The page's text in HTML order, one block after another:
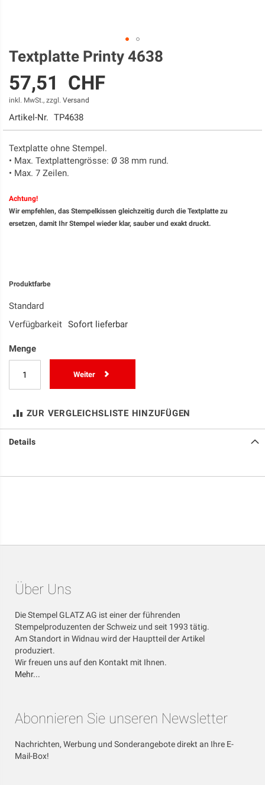
Zum
Anfang
der
Bildgalerie
springen
Textplatte Printy 4638
57,51 CHF
inkl. MwSt., zzgl. Versand
Artikel-Nr. TP4638
Textplatte ohne Stempel.
• Max. Textplattengrösse: Ø 38 mm rund.
• Max. 7 Zeilen.
Achtung!​
Wir empfehlen, das Stempelkissen gleichzeitig durch die Textplatte zu
ersetzen, damit Ihr Stempel wieder klar, sauber und exakt druckt.
Produktfarbe
Standard
Verfügbarkeit Sofort lieferbar
Menge
Weiter
ZUR VERGLEICHSLISTE HINZUFÜGEN
Details
Über Uns
Die Stempel GLATZ AG ist einer der führenden
Stempelproduzenten der Schweiz und seit 1993 tätig.
Am Standort in Widnau wird der Hauptteil der Artikel
produziert.
Wir freuen uns auf den Kontakt mit Ihnen.
Mehr...
Abonnieren Sie unseren Newsletter
Nachrichten, Werbung und Sonderangebote direkt an Ihre E-
Mail-Box!